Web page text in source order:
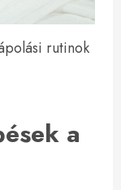
rutinok
a